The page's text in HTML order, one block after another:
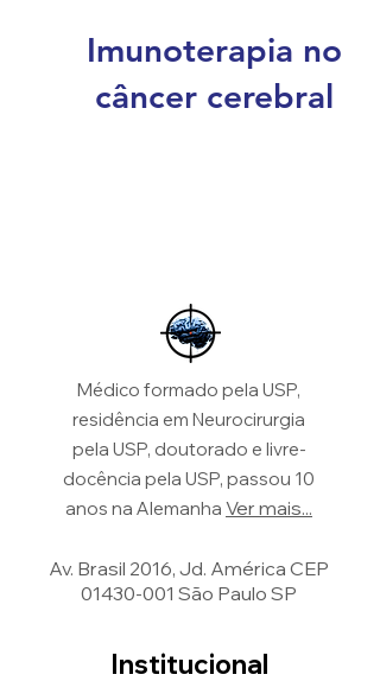
Imunoterapia no
câncer cerebral
Médico formado pela USP,
residência em Neurocirurgia
pela USP, doutorado e livre-
docência pela USP, passou 10
anos na Alemanha Ver mais...
Av. Brasil 2016, Jd. América CEP
01430-001 São Paulo SP
Institucional